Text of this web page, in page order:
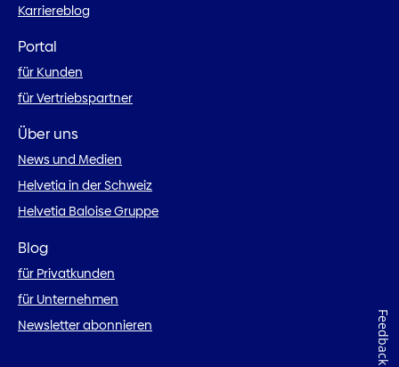
Karriereblog
Portal
für Kunden
für Vertriebspartner
Über uns
News und Medien
Helvetia in der Schweiz
Helvetia Baloise Gruppe
Blog
für Privatkunden
für Unternehmen
Newsletter abonnieren
Feedback